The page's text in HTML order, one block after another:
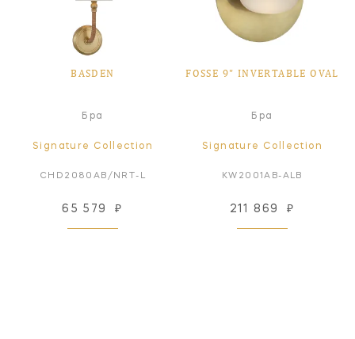
BASDEN
Бра
Signature Collection
CHD2080AB/NRT-L
65 579 ₽
FOSSE 9" INVERTABLE OVAL
Бра
Signature Collection
KW2001AB-ALB
211 869 ₽